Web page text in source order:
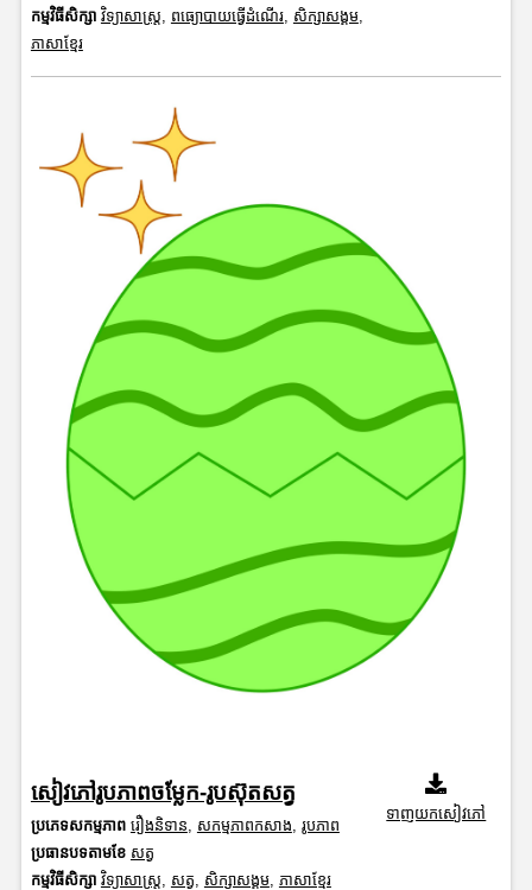
កម្មវិធីសិក្សា វិទ្យាសាស្រ្ត, ពធ្យោបាយធ្វើដំណើរ, សិក្សាសង្គម,
ភាសាខ្មែរ
សៀវភៅរូបភាពចម្លែក-រូបស៊ុតសត្វ
ប្រភេទសកម្មភាព រឿងនិទាន សកម្មភាពកសាង រូបភាព
ប្រធានបទតាមខែ សត្វ
កម្មវិធីសិក្សា វិទ្យាសាស្រ្ត សត្វ សិក្សាសង្គម, ភាសាខ្មែរ
ទាញយកសៀវភៅ